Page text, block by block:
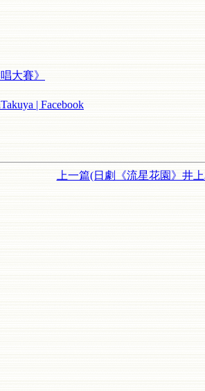
大賽》
| Facebook
上一篇(日劇《流星花園》井